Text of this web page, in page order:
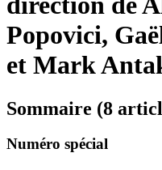
Popovici,
et Mark
Sommaire (8
Numéro spécial